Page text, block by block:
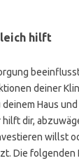
hilft
deiner
Haus
dir,
willst
Die folgenden